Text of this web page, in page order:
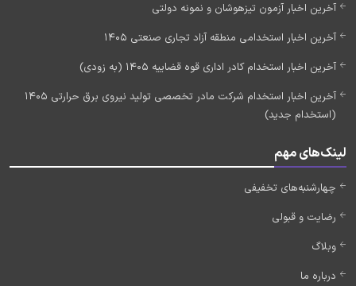
آخرین اخبار آزمون تیزهوشان و نمونه دولتی
آخرین اخبار استخدامی منطقه آزاد تجاری صنعتی 1405
آخرین اخبار استخدام کادر اداری قوه قضاییه 1405 (به زودی)
آخرین اخبار استخدام شرکت مادر تخصصی تولید نیروی برق حرارتی 1405
(استخدام جدید)
لینک‌های مهم
چهارشنبه‌های تخفیفی
رضایت و قبولی
وبلاگ
درباره ما